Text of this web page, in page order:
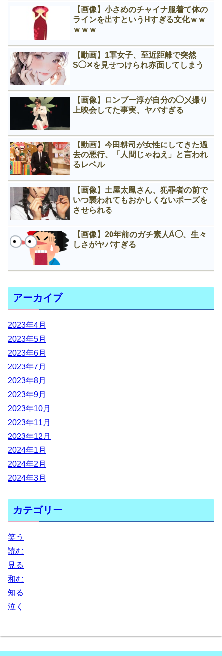
【画像】小さめのチャイナ服着て体の
ラインを出すというНすぎる文化ｗｗ
ｗｗｗ
【動画】1軍女子、至近距離で突然
S◯✕を見せつけられ赤面してしまう
【画像】ロンブー淳が自分の◯㐅撮り
上映会してた事実、ヤバすぎる
【動画】今田耕司が女性にしてきた過
去の悪行、「人間じゃねえ」と言われ
るレベル
【画像】土屋太鳳さん、犯罪者の前で
いつ襲われてもおかしくないポーズを
させられる
【画像】20年前のガチ素人Å◯、生々
しさがヤバすぎる
アーカイブ
2023年4月
2023年5月
2023年6月
2023年7月
2023年8月
2023年9月
2023年10月
2023年11月
2023年12月
2024年1月
2024年2月
2024年3月
カテゴリー
笑う
読む
見る
和む
知る
泣く